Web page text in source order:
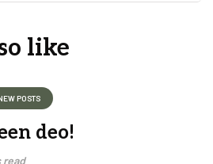
like
POSTS
deo!
read